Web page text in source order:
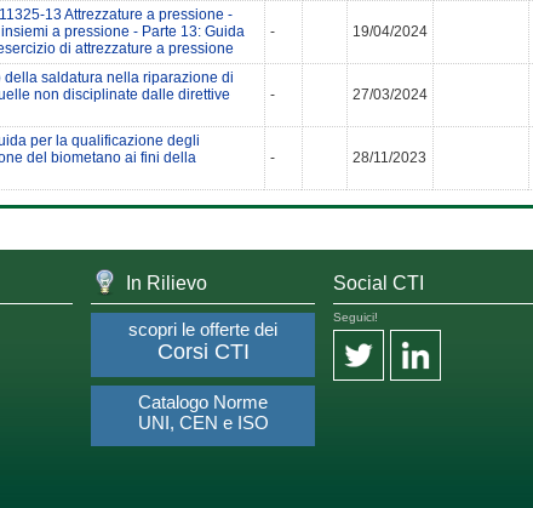
13 Attrezzature a pressione -
a pressione - Parte 13: Guida
di attrezzature a pressione
- 19/04/2024
della saldatura nella riparazione di
non disciplinate dalle direttive
- 27/03/2024
per la qualificazione degli
del biometano ai fini della
- 28/11/2023
In Rilievo
scopri le offerte dei
Corsi CTI
Catalogo Norme
UNI, CEN e ISO
Social CTI
Seguici!